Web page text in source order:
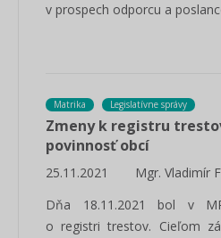
v prospech odporcu a
Matrika Legislatívne správy
Zmeny k registru
povinnosť obcí
25.11.2021
Mgr. Vladimír
Dňa 18.11.2021 bol v
o registri trestov. Cieľom